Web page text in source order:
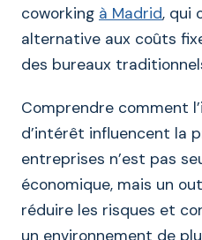
coworking à Madrid, qui
alternative aux coûts
des bureaux
Comprendre comment
d’intérêt influencent la
entreprises n’est pas
économique, mais un
réduire les risques et
un environnement de